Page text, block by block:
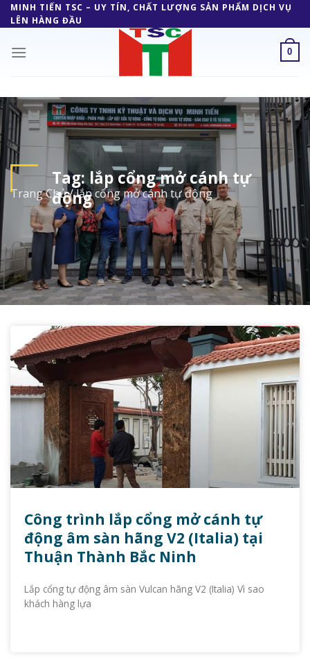
Skip
to
MINH TIẾN TSC – UY TÍN, CHẤT LƯỢNG SẢN PHẨM DỊCH VỤ
LÊN HÀNG ĐẦU
0
Tag: lắp cổng mở cánh tự
động
Trang Chủ/lắp cổng mở cánh tự động
Công trình lắp cổng mở cánh tự
động âm sàn hãng V2 (Italia) tại
Thuận Thành Bắc Ninh
Lắp cổng tự động âm sàn Vulcan hãng V2 (Italia) Vì sao
khách hàng lựa